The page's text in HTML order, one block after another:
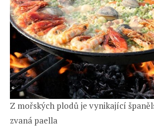
Z mořských plodů je vynikající
zvaná paella